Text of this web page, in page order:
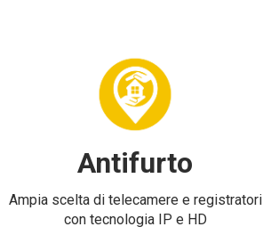
Antifurto
Ampia scelta di telecamere e registratori
con tecnologia IP e HD